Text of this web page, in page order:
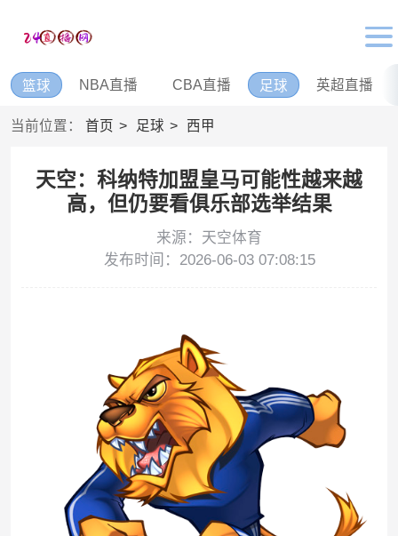
篮球 NBA直播 CBA直播 足球 英超直播
当前位置： 首页 足球 西甲
天空：科纳特加盟皇马可能性越来越
高，但仍要看俱乐部选举结果
来源：天空体育
发布时间：2026-06-03 07:08:15